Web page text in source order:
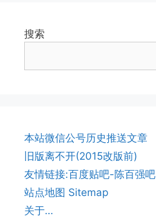
搜索
本站微信公号历史推送文章
旧版离不开(2015改版前)
友情链接:百度贴吧-陈百强吧
站点地图 Sitemap
关于…